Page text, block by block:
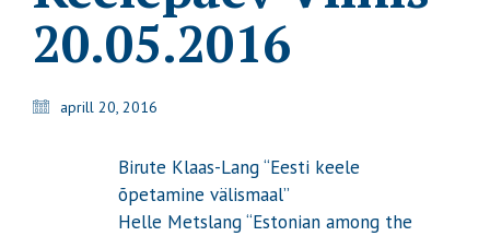
20.05.2016
aprill 20, 2016
Birute Klaas-Lang “Eesti keele
õpetamine välismaal”
Helle Metslang “Estonian among the